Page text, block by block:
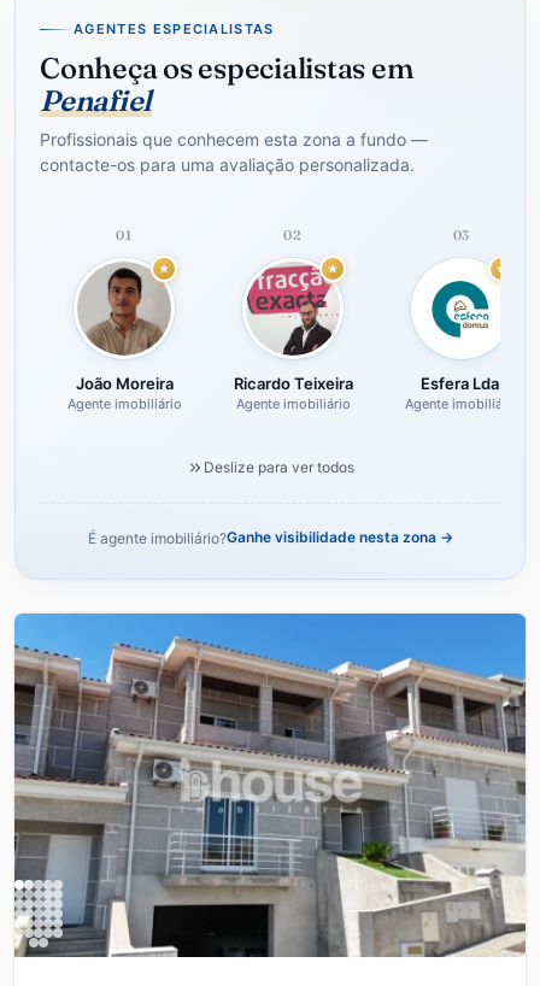
AGENTES ESPECIALISTAS
Conheça os especialistas em
Penafiel
Profissionais que conhecem esta zona a fundo —
contacte-os para uma avaliação personalizada.
01
João Moreira
Agente imobiliário
02
Ricardo Teixeira
Agente imobiliário
03
Esfera Lda.
Agente imobiliário
Deslize para ver todos
É agente imobiliário?Ganhe visibilidade nesta zona →